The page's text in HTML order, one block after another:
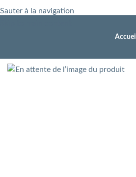
Sauter à la navigation
Accueil